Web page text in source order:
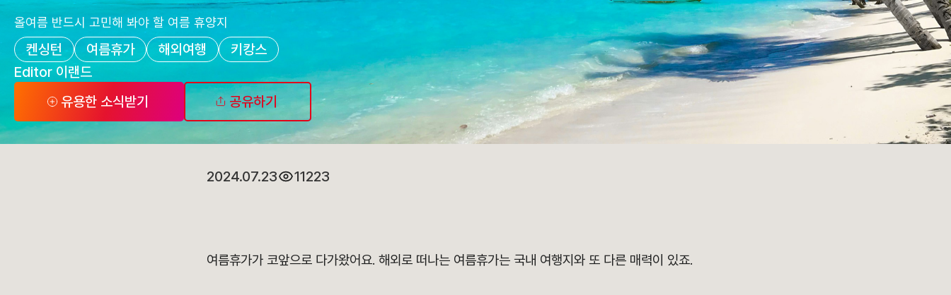
올여름 반드시 고민해 봐야 할 여름 휴양지
켄싱턴 여름휴가 해외여행
키캉스
Editor 이랜드
유용한 소식받기
공유하기
2024.07.23 11223
여름휴가가 코앞으로 다가왔어요. 해외로 떠나는 여름휴가는 국내 여행지와 또 다른 매력이 있죠.